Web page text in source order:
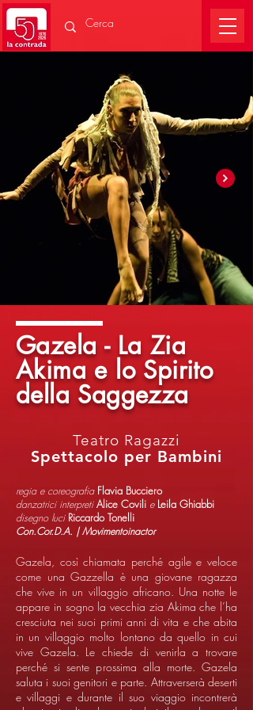
Gazela - La Zia
Akima e lo Spirito
della Saggezza
Spettacolo per Bambini
Teatro Ragazzi
regia e coreografia Flavia Bucciero
danzatrici interpretiAlice Covili eLeila Ghiabbi
disegno luci Riccardo Tonelli
Con.Cor.D.A. | Movimentoinactor
Gazela, così chiamata perché agile e veloce
come una Gazzella è una giovane ragazza
che vive in un villaggio africano. Una notte le
appare in sogno la vecchia zia Akima che l’ha
cresciuta nei suoi primi anni di vita e che abita
in un villaggio molto lontano da quello in cui
vive Gazela. Le chiede di venirla a trovare
perché si sente prossima alla morte. Gazela
saluta i suoi genitori e parte. Attraverserà deserti
e villaggi e durante il suo viaggio incontrerà